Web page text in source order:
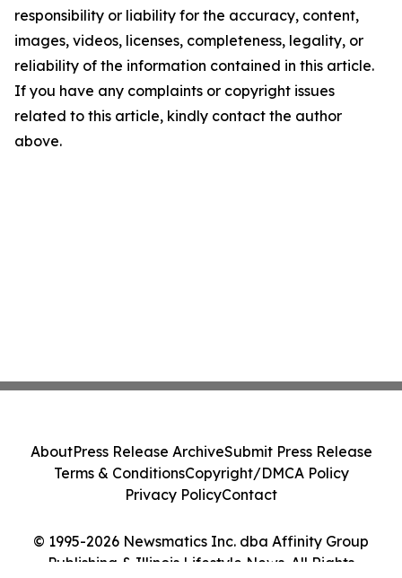
responsibility or liability for the accuracy, content,
images, videos, licenses, completeness, legality, or
reliability of the information contained in this article.
If you have any complaints or copyright issues
related to this article, kindly contact the author
above.
© 1995-2026 Newsmatics Inc. dba Affinity Group
Publishing & Illinois Lifestyle News. All Rights
AboutPress Release ArchiveSubmit Press Release
Terms & ConditionsCopyright/DMCA Policy
Privacy PolicyContact